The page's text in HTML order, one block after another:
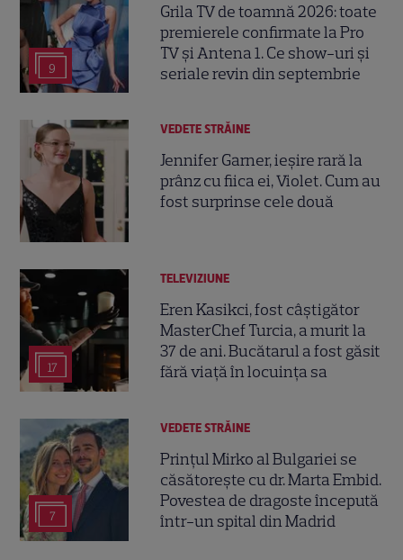
9
Grila TV de toamnă 2026: toate
premierele confirmate la Pro
TV și Antena 1. Ce show-uri și
seriale revin din septembrie
VEDETE STRĂINE
Jennifer Garner, ieșire rară la
prânz cu fiica ei, Violet. Cum au
fost surprinse cele două
17
TELEVIZIUNE
Eren Kasikci, fost câștigător
MasterChef Turcia, a murit la
37 de ani. Bucătarul a fost găsit
fără viață în locuința sa
7
VEDETE STRĂINE
Prințul Mirko al Bulgariei se
căsătorește cu dr. Marta Embid.
Povestea de dragoste începută
într-un spital din Madrid